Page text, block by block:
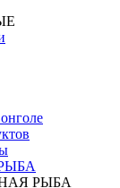
РЫБА